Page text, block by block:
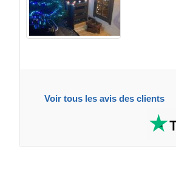
Voir tous les avis des clients